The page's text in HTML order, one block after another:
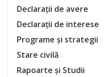
Declarații de avere
Declarații de interese
Programe și strategii
Stare civilă
Rapoarte și Studii